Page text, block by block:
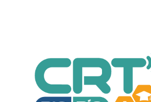
balance de tres
Leer más